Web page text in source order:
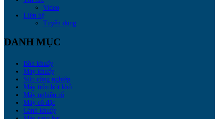
Video
Liên hệ
Tuyển dụng
DANH MỤC
Bồn khuấy
Máy khuấy
Silo công nghiệp
Máy trộn bột khô
Máy nghiền rổ
Máy cô đặc
Cánh khuấy